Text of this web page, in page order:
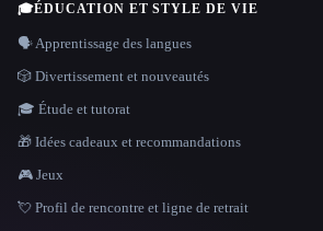
🎓ÉDUCATION ET STYLE DE VIE
🗣️ Apprentissage des langues
🎲 Divertissement et nouveautés
🎓 Étude et tutorat
🎁 Idées cadeaux et recommandations
🎮 Jeux
💘 Profil de rencontre et ligne de retrait